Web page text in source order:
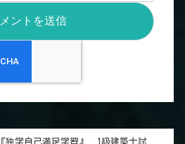
『独学自己満足学習』 1級建築士試